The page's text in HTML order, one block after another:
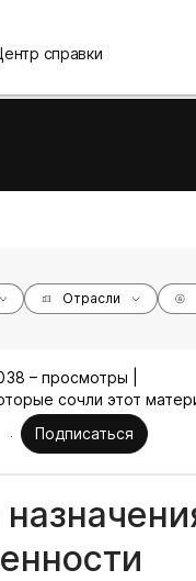
справки
Отрасли
– просмотры |
сочли этот
Подписаться